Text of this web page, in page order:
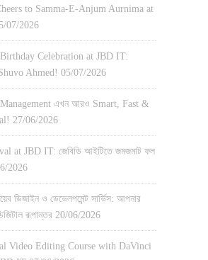
to Samma-E-Anjum Aurnima at
07/2026
Celebration at JBD IT:
Ahmed! 05/07/2026
এখন আরও Smart, Fast &
27/06/2026
at JBD IT: জেবিডি আইটিতে জমজমাট ফল
2026
ডিজাইন ও ডেভেলপমেন্ট সার্ভিস: আপনার
রূপান্তর 20/06/2026
Video Editing Course with DaVinci